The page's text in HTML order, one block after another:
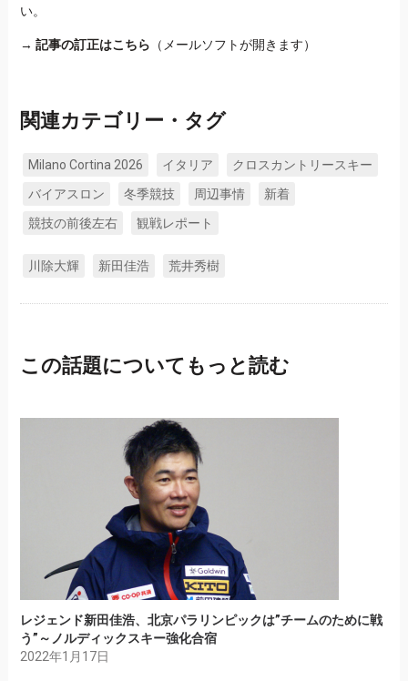
い。
→ 記事の訂正はこちら （メールソフトが開きます）
関連カテゴリー・タグ
Milano Cortina 2026 イタリア
クロスカントリースキー
バイアスロン
冬季競技 周辺事情
新着
競技の前後左右
観戦レポート
川除大輝 新田佳浩 荒井秀樹
この話題についてもっと読む
レジェンド新田佳浩、北京パラリンピックは”チームのために戦
う”～ノルディックスキー強化合宿
2022年1月17日